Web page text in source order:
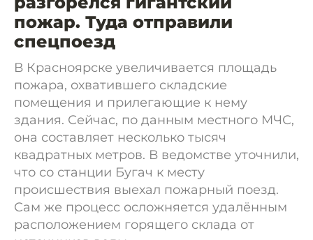
пожар. Туда отправили
спецпоезд
В Красноярске увеличивается площадь
пожара, охватившего складские
помещения и прилегающие к нему
здания. Сейчас, по данным местного МЧС,
она составляет несколько тысяч
квадратных метров. В ведомстве уточнили,
что со станции Бугач к месту
происшествия выехал пожарный поезд.
Сам же процесс осложняется удалённым
расположением горящего склада от